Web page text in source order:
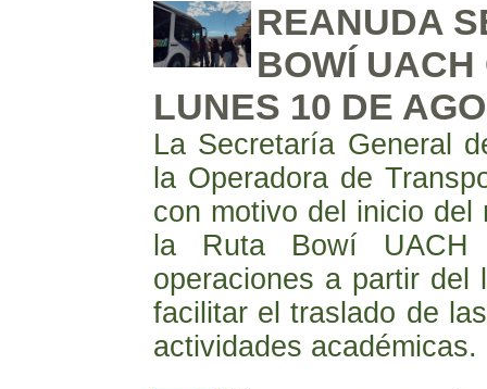
REANUDA
BOWÍ
LUNES 10 DE
La Secretaría General
la Operadora de
con motivo del inicio del
la Ruta Bowí UACH
operaciones a partir del
facilitar el traslado de
actividades académicas.